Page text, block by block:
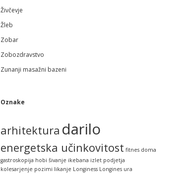
Živčevje
Žleb
Zobar
Zobozdravstvo
Zunanji masažni bazeni
Oznake
arhitektura darilo
energetska učinkovitost fitnes doma
gastroskopija hobi šivanje ikebana izlet podjetja
kolesarjenje pozimi likanje Longiness Longines ura